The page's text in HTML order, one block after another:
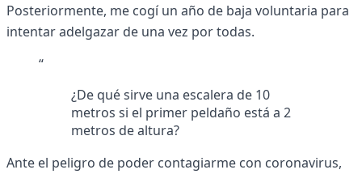
Posteriormente, me cogí un año de baja voluntaria para
intentar adelgazar de una vez por todas.
“
¿De qué sirve una escalera de 10
metros si el primer peldaño está a 2
metros de altura?
Ante el peligro de poder contagiarme con coronavirus,